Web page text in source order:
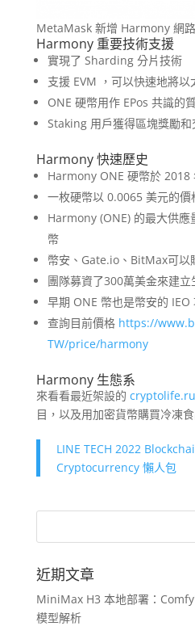
MetaMask 新增 Harmony 網
Harmony 重要技術支援
實現了 Sharding 分片技術
支援 EVM ，可以快速地將以
ONE 硬幣用作 EPos 共識的
Staking 用戶獲得區塊獎勵和
Harmony 快速歷史
Harmony ONE 硬幣於 2018
一枚硬幣以 0.0065 美元的
Harmony (ONE) 的最大供
幣
幣安、Gate.io、BitMax可以
團隊募資了300萬美金來建立
早期 ONE 幣也是幣安的 IEO
查詢目前價格 https://
TW/price/harmony
Harmony 生態系
來看看最近架設的
目，以及用加密貨幣購買冷凍
LINE TECH 2022
Cryptocurrency 懶人包
近期文章
MiniMax H3 本地部署：
模型解析